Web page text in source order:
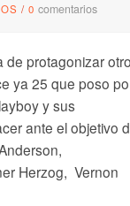
/ 0 comentarios
de protagonizar
ya 25 que poso
y sus
ante el objetivo
Herzog, Vernon